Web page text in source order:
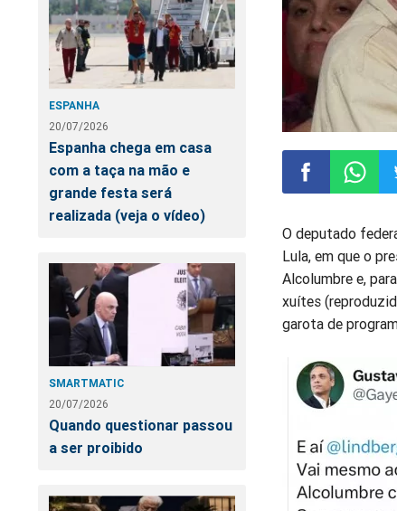
ESPANHA
20/07/2026
Espanha chega em casa
com a taça na mão e
grande festa será
realizada (veja o vídeo)
SMARTMATIC
20/07/2026
Quando questionar passou
a ser proibido
no
Facebook
no
O deputado
Lula, em que o
Alcolumbre e,
xuítes
garota de